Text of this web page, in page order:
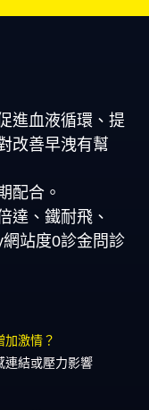
進血液循環、提
改善早洩有幫
配合。
達、鐵耐飛、
站度0診金問診
激情？
連結或壓力影響